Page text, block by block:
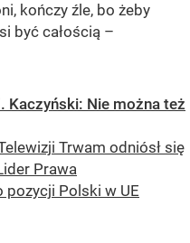
kończy źle, bo żeby
być całością –
Kaczyński: Nie można też
Trwam odniósł się
Prawa
pozycji Polski w UE